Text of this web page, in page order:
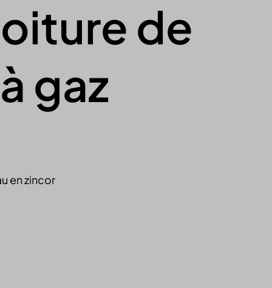
de
gaz
en zincor